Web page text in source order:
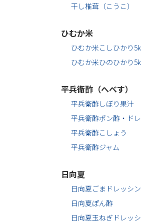
干し椎茸（こうこ）
ひむか米
ひむか米こしひかり5
ひむか米ひのひかり5
平兵衛酢（へべす）
平兵衛酢しぼり果汁
平兵衛酢ポン酢・ド
平兵衛酢こしょう
平兵衛酢ジャム
日向夏
日向夏ごまドレッシ
日向夏ぽん酢
日向夏玉ねぎドレッ